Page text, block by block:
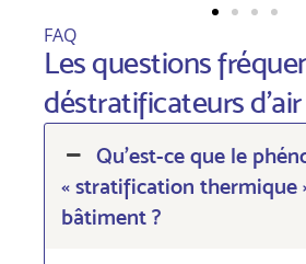
FAQ
Les questions
déstratificateurs
Qu’est-ce que le
« stratification thermique
bâtiment ?